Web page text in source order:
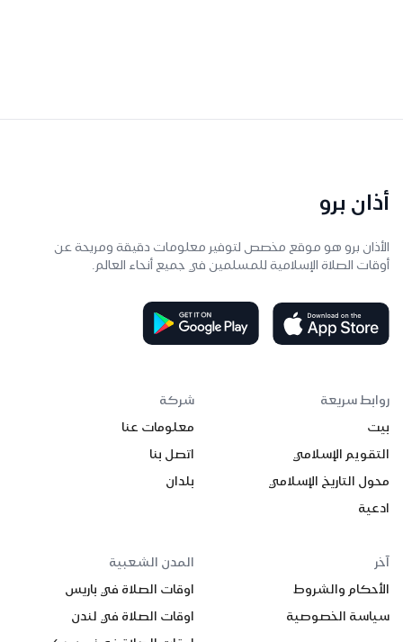
أذان برو
الأذان برو هو موقع مخصص لتوفير معلومات دقيقة ومريحة عن
أوقات الصلاة الإسلامية للمسلمين في جميع أنحاء العالم.
روابط سريعة
بيت
التقويم الإسلامي
محول التاريخ الإسلامي
ادعية
شركة
معلومات عنا
اتصل بنا
بلدان
آخر
الأحكام والشروط
سياسة الخصوصية
المدن الشعبية
اوقات الصلاة في باريس
اوقات الصلاة في لندن